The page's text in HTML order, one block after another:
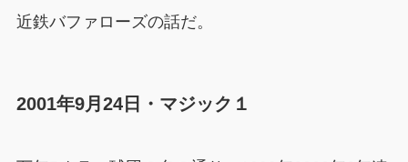
近鉄バファローズの話だ。
2001年9月24日・マジック１